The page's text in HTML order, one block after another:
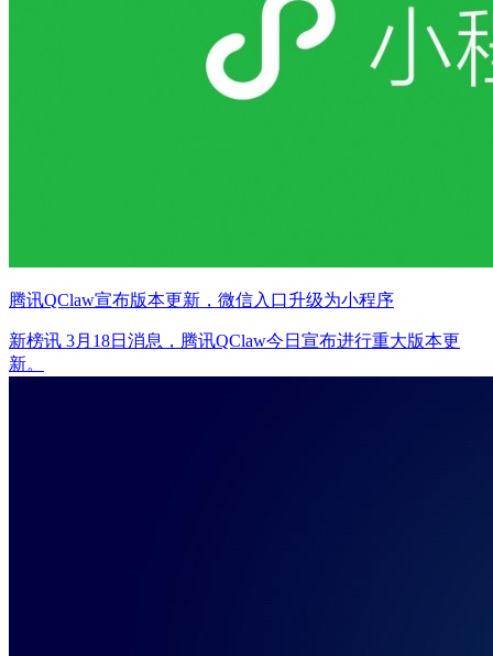
腾讯QClaw宣布版本更新，微信入口升级为小程序
新榜讯 3月18日消息，腾讯QClaw今日宣布进行重大版本更
新。